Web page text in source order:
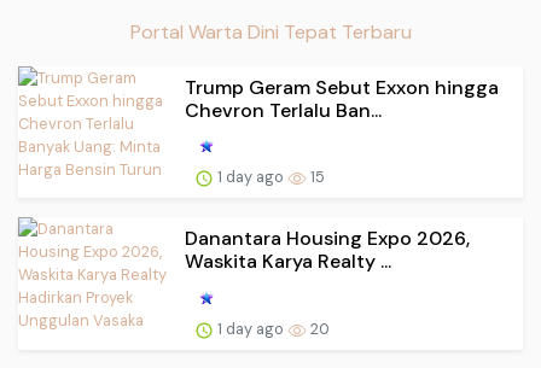
Portal Warta Dini Tepat Terbaru
Trump Geram Sebut Exxon hingga
Chevron Terlalu Ban...
1 day ago 15
Danantara Housing Expo 2026,
Waskita Karya Realty ...
1 day ago 20